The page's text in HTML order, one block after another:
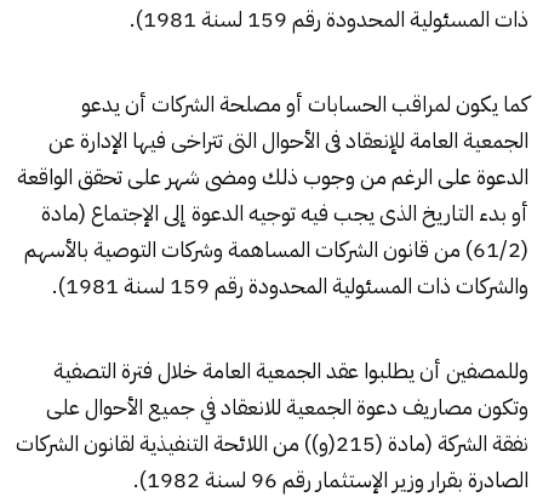
ذات المسئولية المحدودة رقم 159 لسنة 1981).
كما يكون لمراقب الحسابات أو مصلحة الشركات أن يدعو
الجمعية العامة للإنعقاد فى الأحوال التى تتراخى فيها الإدارة عن
الدعوة على الرغم من وجوب ذلك ومضى شهر على تحقق الواقعة
أو بدء التاريخ الذى يجب فيه توجيه الدعوة إلى الإجتماع (مادة
(61/2) من قانون الشركات المساهمة وشركات التوصية بالأسهم
والشركات ذات المسئولية المحدودة رقم 159 لسنة 1981).
وللمصفين أن يطلبوا عقد الجمعية العامة خلال فترة التصفية
وتكون مصاريف دعوة الجمعية للانعقاد في جميع الأحوال على
نفقة الشركة (مادة (215(و)) من اللائحة التنفيذية لقانون الشركات
الصادرة بقرار وزير الإستثمار رقم 96 لسنة 1982).